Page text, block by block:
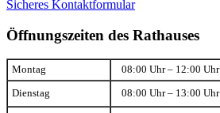
Sicheres Kontaktformular
Öffnungszeiten des Rathauses
Montag 08:00 Uhr – 12:00 Uhr
Dienstag 08:00 Uhr – 13:00 Uhr